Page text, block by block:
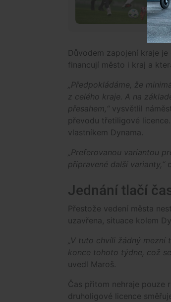
Důvodem zapojení kraje
financují město i kraj a
„Předpokládáme, že
z celého kraje. A na
přesahem,“ vysvětlil
převodu třetiligové
vlastníkem Dynama.
„Preferovanou variantou
připravené další varianty,“
Jednání tlačí
Přestože vedení města
uzavřena, situace kolem
„V tuto chvíli žádný
konce tohoto týdne, což
uvedl Maroš.
Čas přitom nehraje pouze
druholigové licence